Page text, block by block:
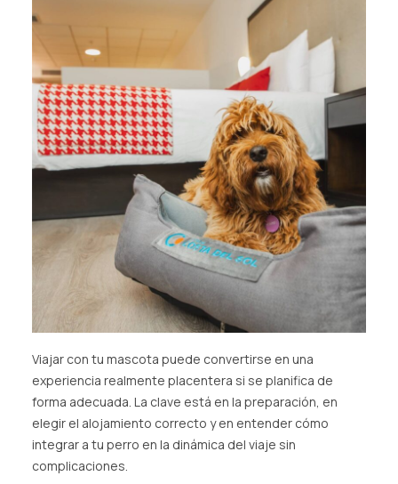
Viajar con tu mascota puede convertirse en una
experiencia realmente placentera si se planifica de
forma adecuada. La clave está en la preparación, en
elegir el alojamiento correcto y en entender cómo
integrar a tu perro en la dinámica del viaje sin
complicaciones.